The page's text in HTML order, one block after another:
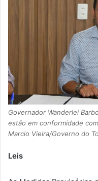
Governador Wanderlei
estão em conformidade
Marcio Vieira/Governo do
Leis